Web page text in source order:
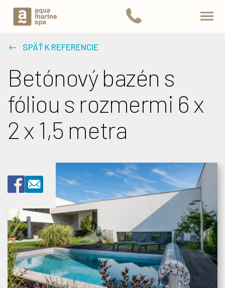
SPÄŤ K REFERENCIE
Betónový bazén s
fóliou s rozmermi 6 x
2 x 1,5 metra